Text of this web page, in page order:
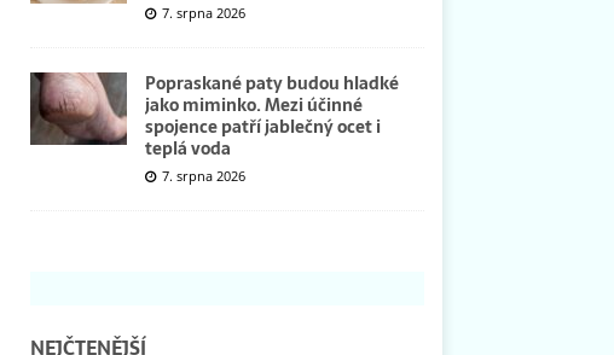
7. srpna 2026
Popraskané paty budou hladké
jako miminko. Mezi účinné
spojence patří jablečný ocet i
teplá voda
7. srpna 2026
NEJČTENĚJŠÍ